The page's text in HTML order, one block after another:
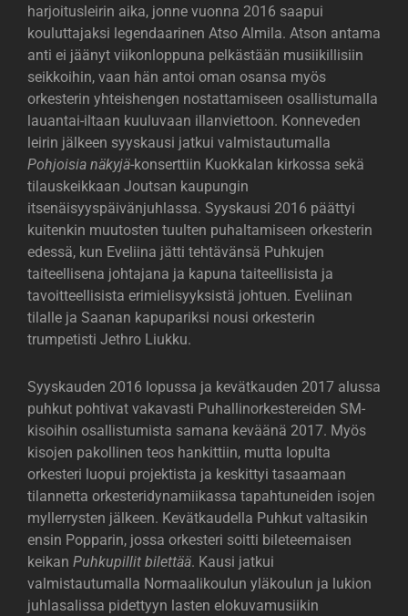
harjoitusleirin aika, jonne vuonna 2016 saapui
kouluttajaksi legendaarinen Atso Almila. Atson antama
anti ei jäänyt viikonloppuna pelkästään musiikillisiin
seikkoihin, vaan hän antoi oman osansa myös
orkesterin yhteishengen nostattamiseen osallistumalla
lauantai-iltaan kuuluvaan illanviettoon. Konneveden
leirin jälkeen syyskausi jatkui valmistautumalla
Pohjoisia näkyjä-konserttiin Kuokkalan kirkossa sekä
tilauskeikkaan Joutsan kaupungin
itsenäisyyspäivänjuhlassa. Syyskausi 2016 päättyi
kuitenkin muutosten tuulten puhaltamiseen orkesterin
edessä, kun Eveliina jätti tehtävänsä Puhkujen
taiteellisena johtajana ja kapuna taiteellisista ja
tavoitteellisista erimielisyyksistä johtuen. Eveliinan
tilalle ja Saanan kapupariksi nousi orkesterin
trumpetisti Jethro Liukku.
Syyskauden 2016 lopussa ja kevätkauden 2017 alussa
puhkut pohtivat vakavasti Puhallinorkestereiden SM-
kisoihin osallistumista samana keväänä 2017. Myös
kisojen pakollinen teos hankittiin, mutta lopulta
orkesteri luopui projektista ja keskittyi tasaamaan
tilannetta orkesteridynamiikassa tapahtuneiden isojen
myllerrysten jälkeen. Kevätkaudella Puhkut valtasikin
ensin Popparin, jossa orkesteri soitti bileteemaisen
keikan Puhkupillit bilettää. Kausi jatkui
valmistautumalla Normaalikoulun yläkoulun ja lukion
juhlasalissa pidettyyn lasten elokuvamusiikin